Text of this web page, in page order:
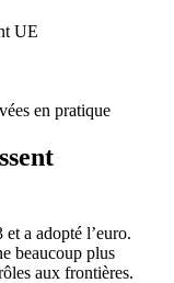
UE
en pratique
a adopté l’euro.
beaucoup plus
aux frontières.